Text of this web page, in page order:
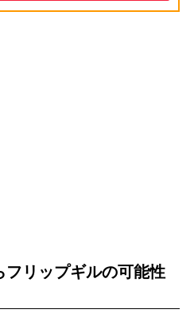
フリップギルの可能性